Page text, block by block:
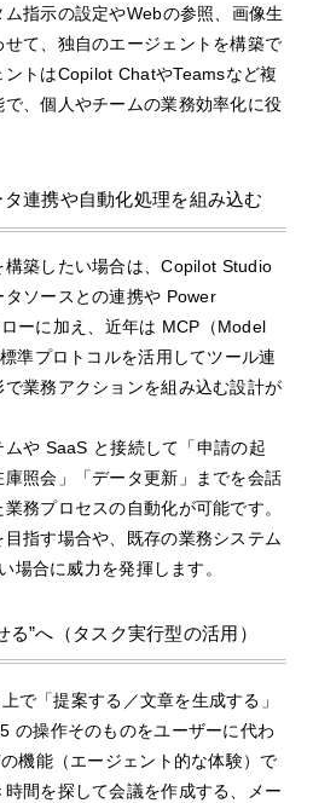
指示の設定やWebの参照、画像生
て、独自のエージェントを構築で
トはCopilot ChatやTeamsなど複
、個人やチームの業務効率化に役
連携や自動化処理を組み込む
構築したい場合は、Copilot Studio
ソースとの連携や Power
ーに加え、近年は MCP（Model
準プロトコルを活用してツール連
業務アクションを組み込む設計が
や SaaS と接続して「申請の起
照会」「データ更新」までを会話
務プロセスの自動化が可能です。
指す場合や、既存の業務システム
場合に威力を発揮します。
る”へ（タスク実行型の活用）
で「提案する／文章を生成する」
の操作そのものをユーザーに代わ
機能（エージェント的な体験）で
間を探して会議を作成する、メー